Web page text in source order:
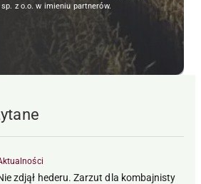
sp. z o.o. w imieniu partnerów.
zdjął hederu. Zarzut dla kombajnisty